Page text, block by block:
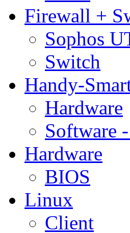
Firewall +
Sophos
Switch
Handy-
Hardware
Software
Hardware
BIOS
Linux
Client